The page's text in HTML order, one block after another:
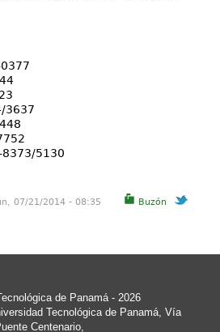
3637
8373/5130
Buzón
07/21/2014 - 08:35
de Panamá- 2026
Tecnológica de Panamá, Vía
Centenario,